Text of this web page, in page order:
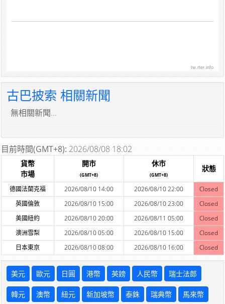
tw.rter.info
古巴披索 相關新聞
無相關新聞...
目前時間(GMT+8): 2026/08/08 18:02
貨幣
市場
開市
(GMT+8)
休市
(GMT+8)
狀態
德國法蘭克福 2026/08/10 14:00 2026/08/10 22:00
Closed
英國倫敦
2026/08/10 15:00 2026/08/10 23:00
Closed
美國紐約
2026/08/10 20:00 2026/08/11 05:00
Closed
澳洲雪梨
2026/08/10 05:00 2026/08/10 15:00
Closed
日本東京
2026/08/10 08:00 2026/08/10 16:00 Closed
美元 歐元 日圓 港幣 英鎊 人民幣 瑞士法郎
韓元 澳幣 紐元 新加坡幣 泰銖 瑞典幣 馬來幣